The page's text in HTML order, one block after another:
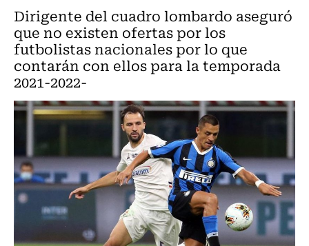
Dirigente del cuadro lombardo aseguró
que no existen ofertas por los
futbolistas nacionales por lo que
contarán con ellos para la temporada
2021-2022-